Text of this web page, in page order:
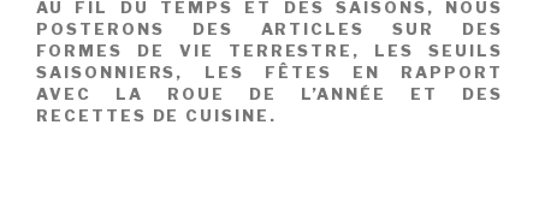
AU FIL DU TEMPS ET DES SAISONS, NOUS
POSTERONS DES ARTICLES SUR DES
FORMES DE VIE TERRESTRE, LES SEUILS
SAISONNIERS, LES FÊTES EN RAPPORT
AVEC LA ROUE DE L’ANNÉE ET DES
RECETTES DE CUISINE.